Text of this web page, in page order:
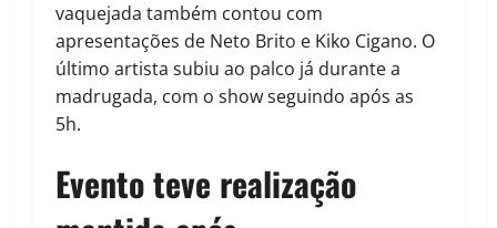
vaquejada também contou com
apresentações de Neto Brito e Kiko Cigano. O
último artista subiu ao palco já durante a
madrugada, com o show seguindo após as
5h.
Evento teve realização